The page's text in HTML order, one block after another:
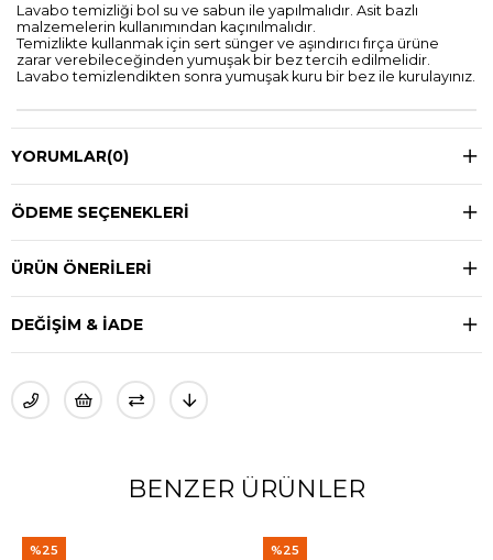
Lavabo temizliği bol su ve sabun ile yapılmalıdır. Asit bazlı
malzemelerin kullanımından kaçınılmalıdır.
Temizlikte kullanmak için sert sünger ve aşındırıcı fırça ürüne
zarar verebileceğinden yumuşak bir bez tercih edilmelidir.
Lavabo temizlendikten sonra yumuşak kuru bir bez ile kurulayınız.
YORUMLAR(0)
ÖDEME SEÇENEKLERI
ÜRÜN ÖNERILERI
DEĞIŞIM & İADE
BENZER ÜRÜNLER
%25 %25